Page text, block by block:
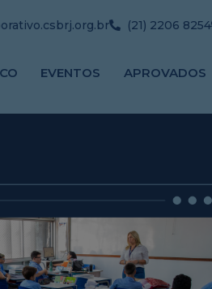
(21) 2206 8254
EVENTOS APROVADOS